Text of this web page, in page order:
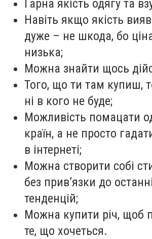
Гарна якість одягу та
Навіть якщо якість
дуже – не шкода, бо
низька;
Можна знайти щось
Того, що ти там купиш,
ні в кого не буде;
Можливість помацати
країн, а не просто
в інтернеті;
Можна створити собі
без прив’язки до
тенденцій;
Можна купити річ, щоб
те, що хочеться.